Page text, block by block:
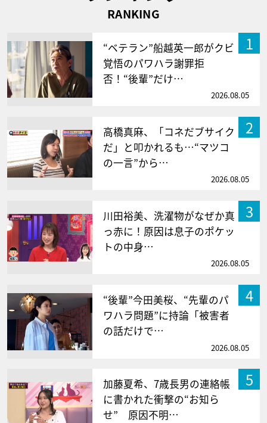
RANKING
1
“ベテラン”船越英一郎がクビ
覚悟のパワハラ謝罪拒
否！“後輩”だけ…
2026.08.05
2
高橋真麻、「コネだブサイク
だ」と叩かれるも…“マツコ
の一言”から…
2026.08.05
3
川田裕美、洗濯物がなぜか真
っ赤に！原因は息子のポケッ
トの中身…
2026.08.05
4
“後輩”今田美桜、“先輩のパ
ワハラ問題”に持論「被害者
の話だけで…
2026.08.05
5
加藤夏希、7歳長男の連絡帳
に書かれた衝撃の“お知ら
せ” 原因不明…